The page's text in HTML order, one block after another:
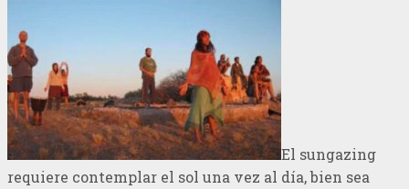
El sungazing
requiere contemplar el sol una vez al día, bien sea